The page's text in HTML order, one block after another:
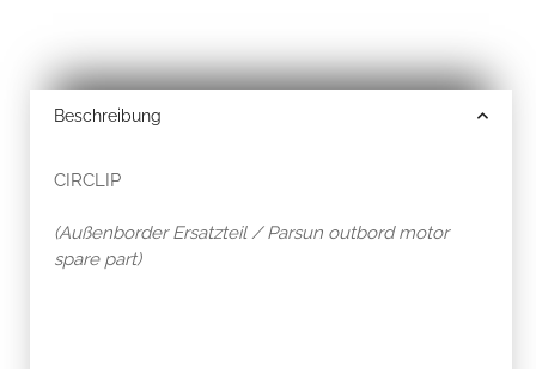
Beschreibung
CIRCLIP
(Außenborder Ersatzteil / Parsun outbord motor
spare part)